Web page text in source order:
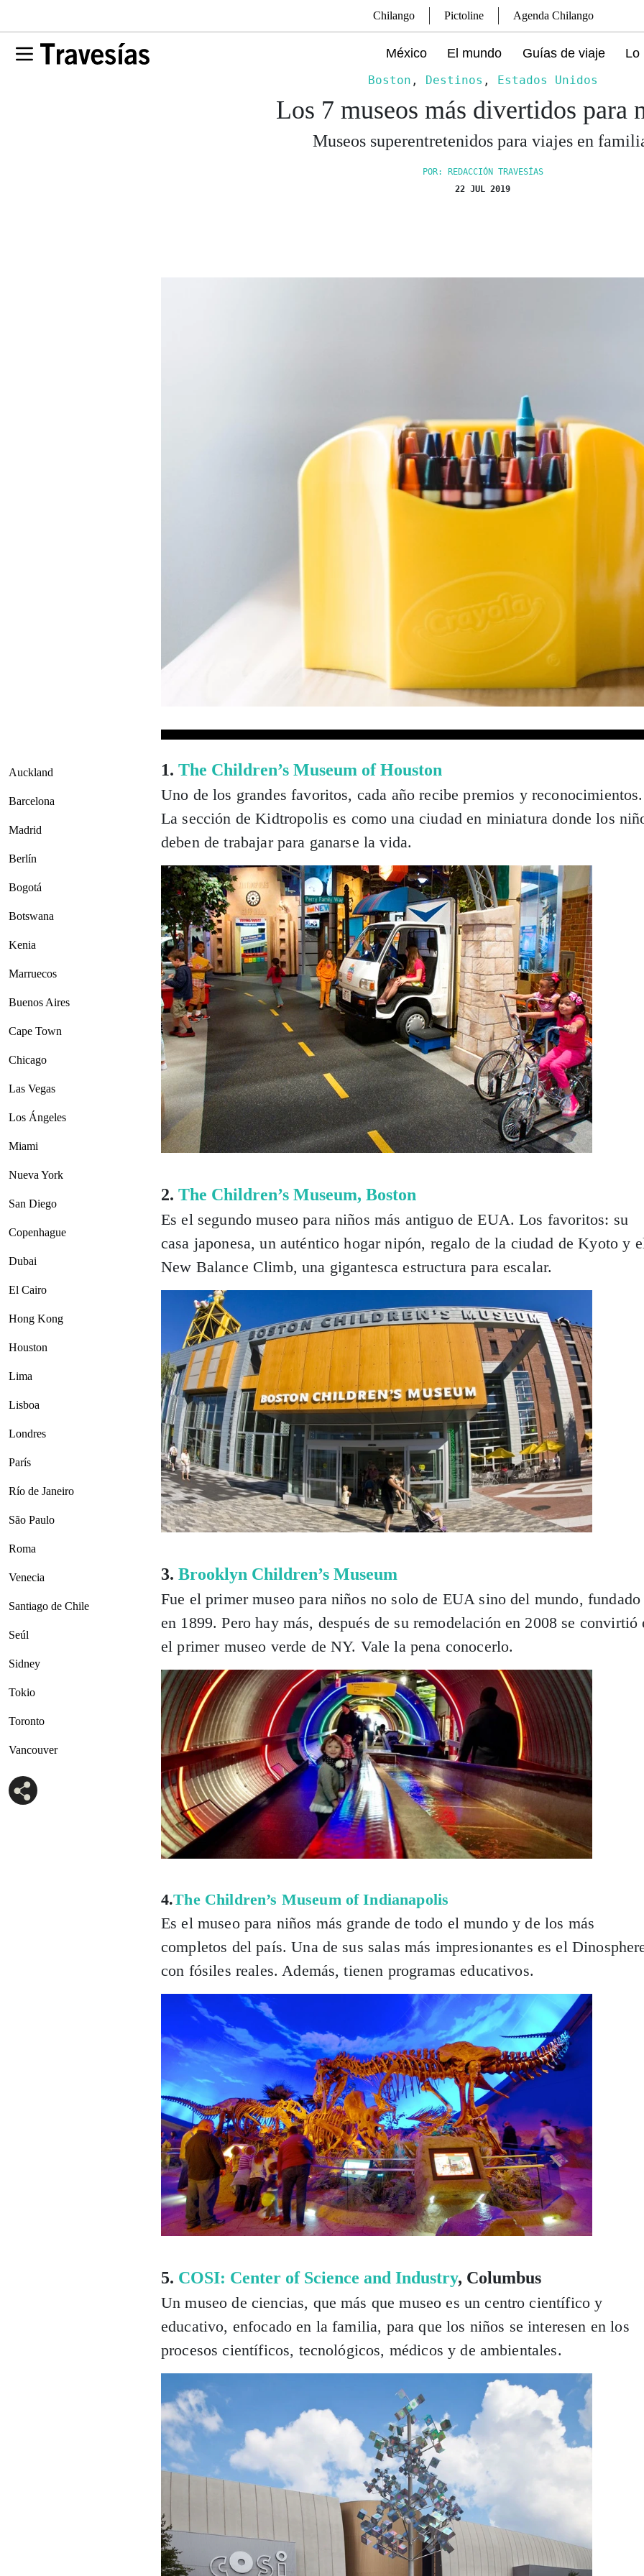
Chilango Pictoline Agenda Chilango
México El mundo Guías de viaje Lo
Boston , Destinos , Estados Unidos
Los 7 museos más divertidos para
Museos superentretenidos para viajes en
POR: REDACCIÓN TRAVESÍAS
22 JUL 2019
Auckland
Barcelona
Madrid
Berlín
Bogotá
Botswana
Kenia
Marruecos
Buenos Aires
Cape Town
Chicago
Las Vegas
Los Ángeles
Miami
Nueva York
San Diego
Copenhague
Dubai
El Cairo
Hong Kong
Houston
Lima
Lisboa
Londres
París
Río de Janeiro
São Paulo
Roma
Venecia
Santiago de Chile
Seúl
Sidney
Tokio
Toronto
Vancouver
1. The Children’s Museum of Houston
Uno de los grandes favoritos, cada año recibe premios y reconocimientos.
La sección de Kidtropolis es como una ciudad en miniatura donde los
deben de trabajar para ganarse la vida.
2. The Children’s Museum, Boston
Es el segundo museo para niños más antiguo de EUA. Los favoritos: su
casa japonesa, un auténtico hogar nipón, regalo de la ciudad de Kyoto y
New Balance Climb, una gigantesca estructura para escalar.
3. Brooklyn Children’s Museum
Fue el primer museo para niños no solo de EUA sino del mundo, fundado
en 1899. Pero hay más, después de su remodelación en 2008 se convirtió
el primer museo verde de NY. Vale la pena conocerlo.
4.The Children’s Museum of Indianapolis
Es el museo para niños más grande de todo el mundo y de los más
completos del país. Una de sus salas más impresionantes es el
con fósiles reales. Además, tienen programas educativos.
5. COSI: Center of Science and Industry, Columbus
Un museo de ciencias, que más que museo es un centro científico y
educativo, enfocado en la familia, para que los niños se interesen en los
procesos científicos, tecnológicos, médicos y de ambientales.